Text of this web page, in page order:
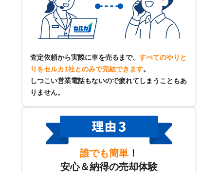
査定依頼から実際に車を売るまで、 すべてのやりと
りをセルカ1社とのみで完結できます。
しつこい営業電話もないので疲れてしまうこともあ
りません。
誰でも簡単 ！
安心＆納得の売却体験